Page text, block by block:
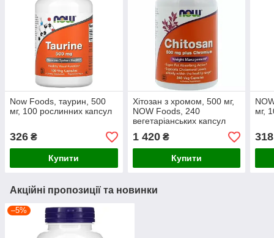
Now Foods, таурин, 500
мг, 100 рослинних капсул
326 ₴
Купити
Хітозан з хромом, 500 мг,
NOW Foods, 240
вегетаріанських капсул
1 420₴
Купити
мг,
318
Акційні пропозиції та новинки
–5%